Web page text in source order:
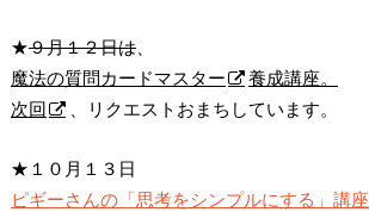
★９月１２日は、
魔法の質問カードマスター
養成講座。
次回
、リクエストおまちしています。
★１０月１３日
ピギーさんの「思考をシンプルにする」講座